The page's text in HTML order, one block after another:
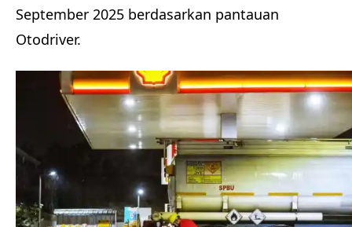
September 2025 berdasarkan pantauan
Otodriver.